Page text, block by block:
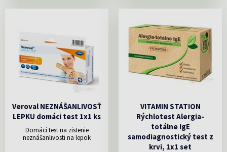
Veroval NEZNÁŠANLIVOSŤ
LEPKU domáci test 1x1 ks
Domáci test na zistenie
neznášanlivosti na lepok
VITAMIN STATION
Rýchlotest Alergia-
totálne IgE
samodiagnostický test z
krvi, 1x1 set